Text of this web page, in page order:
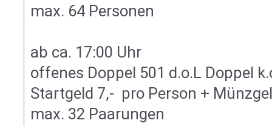
max. 64 Personen
ab ca. 17:00 Uhr
offenes Doppel 501 d.o.L Doppel
Startgeld 7,-  pro Person +
max. 32 Paarungen